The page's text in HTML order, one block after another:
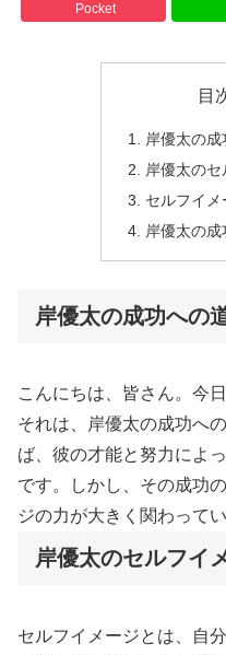
Pocket
目
岸優太の
岸優太のセ
セルフイメ
岸優太の
岸優太の成功への
こんにちは、皆さん。今
それは、岸優太の成功へ
ば、彼の才能と努力によ
です。しかし、その成功
ジの力が大きく関わって
岸優太のセルフイ
セルフイメージとは、自